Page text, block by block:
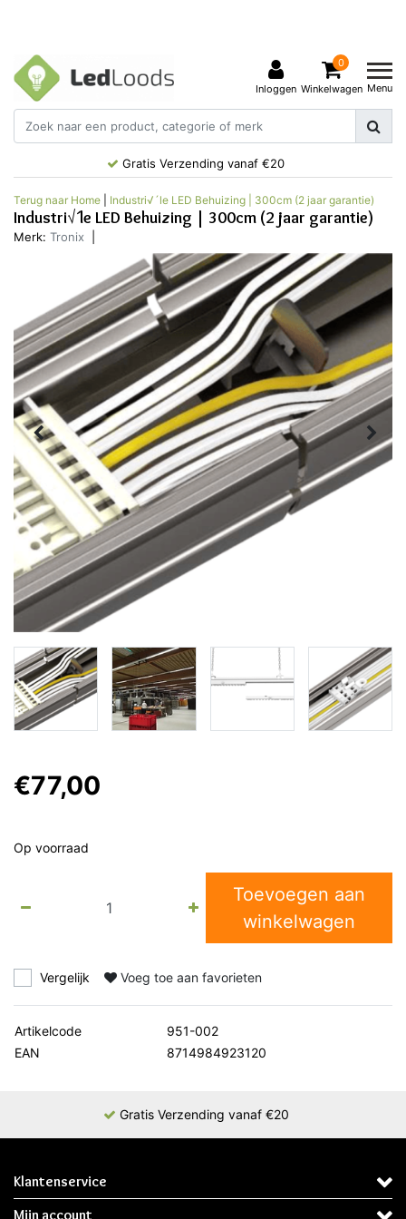
Inloggen
0
Winkelwagen Menu
Gratis Verzending vanaf €20
Terug naar Home Industri√´le LED Behuizing | 300cm (2 jaar garantie)
Industri√´le LED Behuizing | 300cm (2 jaar garantie)
Merk: Tronix
€77,00
Op voorraad
Toevoegen aan
winkelwagen
Vergelijk Voeg toe aan favorieten
Artikelcode
951-002
EAN
8714984923120
Gratis Verzending vanaf €20
Klantenservice
Mijn account